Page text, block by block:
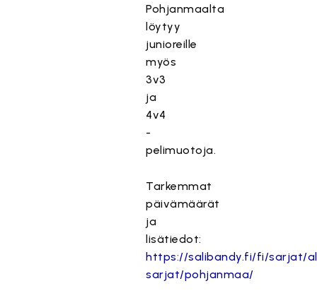
Pohjanmaalta
löytyy
junioreille
myös
3v3
ja
4v4
-
pelimuotoja.
Tarkemmat
päivämäärät
ja
lisätiedot:
https://salibandy.fi/fi/sarjat/
sarjat/pohjanmaa/